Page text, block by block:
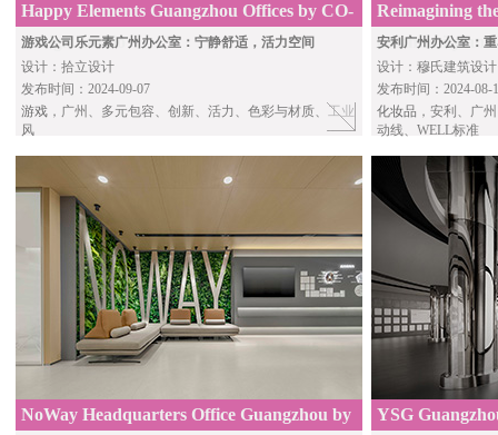
Happy Elements Guangzhou Offices by CO-
Design Studio
游戏公司乐元素广州办公室：宁静舒适，活力空间
设计：拾立设计
发布时间：2024-09-07
游戏 ，广州、多元包容、创新、活力、色彩与材质、工业
风
Reimagining
community
安利广州办公室：
设计：穆氏建筑设计
发布时间：2024-08-
化妆品 ，安利、广
动线、WELL标准
NoWay Headquarters Office Guangzhou by
YSG